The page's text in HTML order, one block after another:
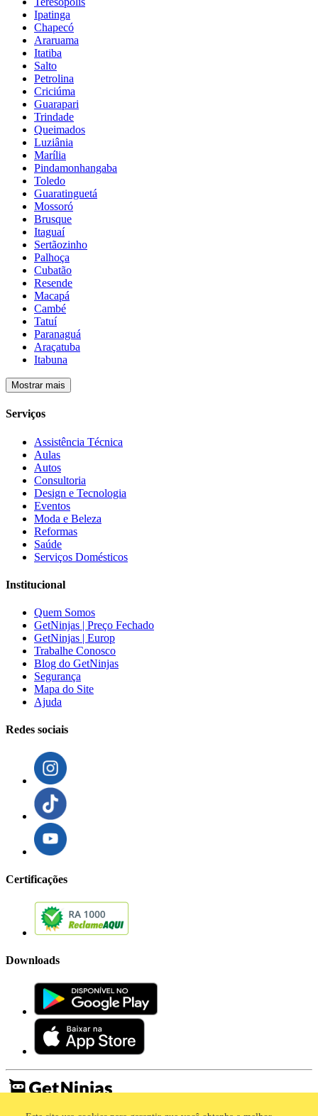
Ipatinga
Chapecó
Araruama
Itatiba
Salto
Petrolina
Criciúma
Guarapari
Trindade
Queimados
Luziânia
Marília
Pindamonhangaba
Toledo
Guaratinguetá
Mossoró
Brusque
Itaguaí
Sertãozinho
Palhoça
Cubatão
Resende
Macapá
Cambé
Tatuí
Paranaguá
Araçatuba
Itabuna
Mostrar mais
Serviços
Assistência Técnica
Aulas
Autos
Consultoria
Design e Tecnologia
Eventos
Moda e Beleza
Reformas
Saúde
Serviços Domésticos
Institucional
Quem Somos
GetNinjas | Preço Fechado
GetNinjas | Europ
Trabalhe Conosco
Blog do GetNinjas
Segurança
Mapa do Site
Ajuda
Redes sociais
Certificações
Downloads